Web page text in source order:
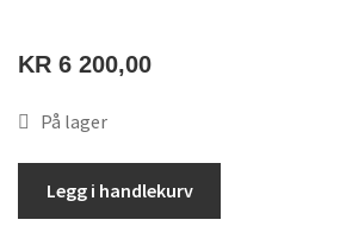
KR 6 200,00
På lager
Legg i handlekurv